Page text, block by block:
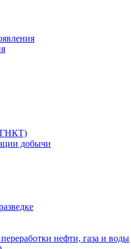
добычи
нефти, газа и воды